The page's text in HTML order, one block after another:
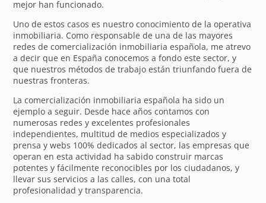
mejor han funcionado.
Uno de estos casos es nuestro conocimiento de la operativa
inmobiliaria. Como responsable de una de las mayores
redes de comercialización inmobiliaria española, me atrevo
a decir que en España conocemos a fondo este sector, y
que nuestros métodos de trabajo están triunfando fuera de
nuestras fronteras.
La comercialización inmobiliaria española ha sido un
ejemplo a seguir. Desde hace años contamos con
numerosas redes y excelentes profesionales
independientes, multitud de medios especializados y
prensa y webs 100% dedicados al sector, las empresas que
operan en esta actividad ha sabido construir marcas
potentes y fácilmente reconocibles por los ciudadanos, y
llevar sus servicios a las calles, con una total
profesionalidad y transparencia.